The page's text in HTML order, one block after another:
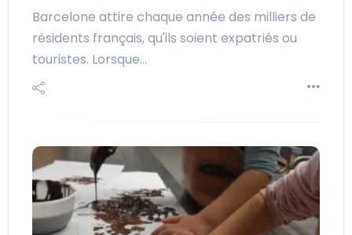
Barcelone attire chaque année des milliers de
résidents français, qu'ils soient expatriés ou
touristes. Lorsque…